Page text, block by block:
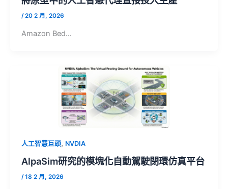
/20 2 月, 2026
Amazon Bed…
人工智慧巨頭, NVDIA
AlpaSim研究的模塊化自動駕駛閉環仿真平台
/18 2 月, 2026